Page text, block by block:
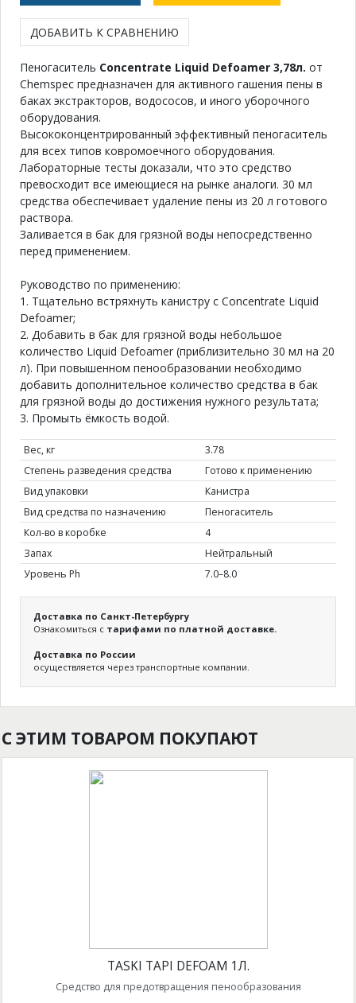
ДОБАВИТЬ К СРАВНЕНИЮ
Пеногаситель Concentrate Liquid Defoamer 3,78л. от
Chemspec предназначен для активного гашения пены в
баках экстракторов, водососов, и иного уборочного
оборудования.
Высококонцентрированный эффективный пеногаситель
для всех типов ковромоечного оборудования.
Лабораторные тесты доказали, что это средство
превосходит все имеющиеся на рынке аналоги. 30 мл
средства обеспечивает удаление пены из 20 л готового
раствора.
Заливается в бак для грязной воды непосредственно
перед применением.
Руководство по применению:
1. Тщательно встряхнуть канистру с Concentrate Liquid
Defoamer;
2. Добавить в бак для грязной воды небольшое
количество Liquid Defoamer (приблизительно 30 мл на 20
л). При повышенном пенообразовании необходимо
добавить дополнительное количество средства в бак
для грязной воды до достижения нужного результата;
3. Промыть ёмкость водой.
Вес, кг
3.78
Степень разведения средства
Готово к применению
Вид упаковки
Канистра
Вид средства по назначению
Пеногаситель
Кол-во в коробке
4
Запах
Нейтральный
Уровень Ph
7.0–8.0
Доставка по Санкт-Петербургу
Ознакомиться с тарифами по платной доставке.
Доставка по России
осуществляется через транспортные компании.
С ЭТИМ ТОВАРОМ ПОКУПАЮТ
TASKI TAPI DEFOAM 1Л.
Средство для предотвращения пенообразования